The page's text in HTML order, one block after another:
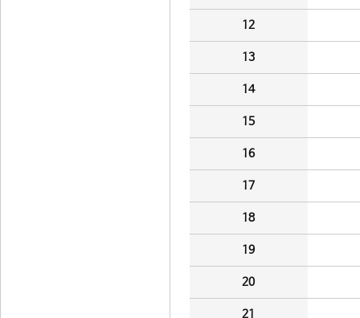
12
13
14
15
16
17
18
19
20
21